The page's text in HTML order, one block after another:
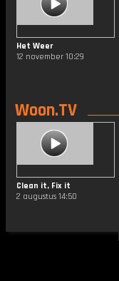
Het Weer
12 november 10:29
Woon.TV
Clean it, Fix it
2 augustus 14:50